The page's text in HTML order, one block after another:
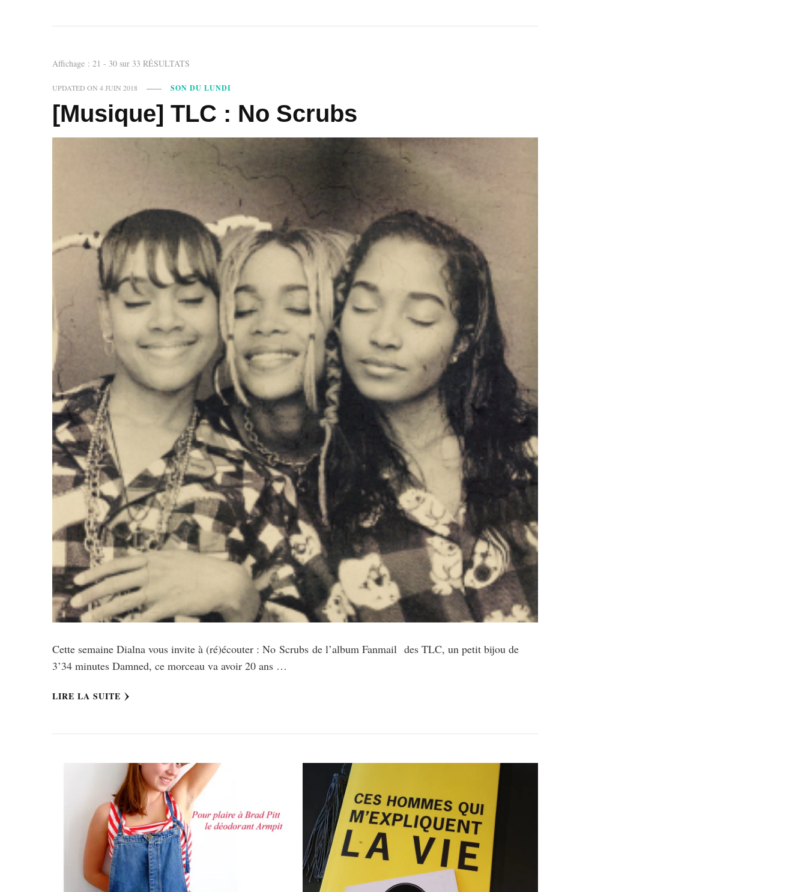
Affichage : 21 - 30 sur 33 RÉSULTATS
UPDATED ON4 JUIN 2018 SON DU LUNDI
[Musique] TLC : No Scrubs
Cette semaine Dialna vous invite à (ré)écouter : No Scrubs de l’album Fanmail des TLC, un petit bijou de
3’34 minutes Damned, ce morceau va avoir 20 ans …
LIRE LA SUITE